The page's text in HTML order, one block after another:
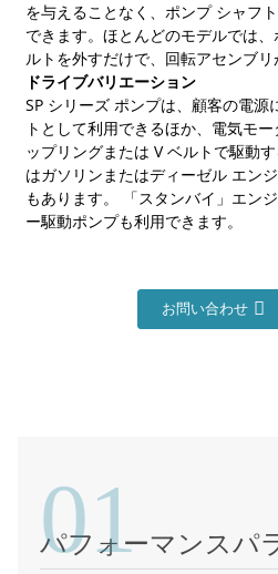
を与えることなく、ポンプ シャフ
できます。ほとんどのモデルでは
ルトを外すだけで、回転アセンブリ
ドライブバリエーション
SP シリーズ ポンプは、顧客の電源
トとして利用できるほか、電気モ
ップリングまたは V ベルトで駆動
はガソリンまたはディーゼル エン
もあります。 「スタンバイ」エン
ー駆動ポンプも利用できます。
お問い合わせ
01
パフォーマンスパ